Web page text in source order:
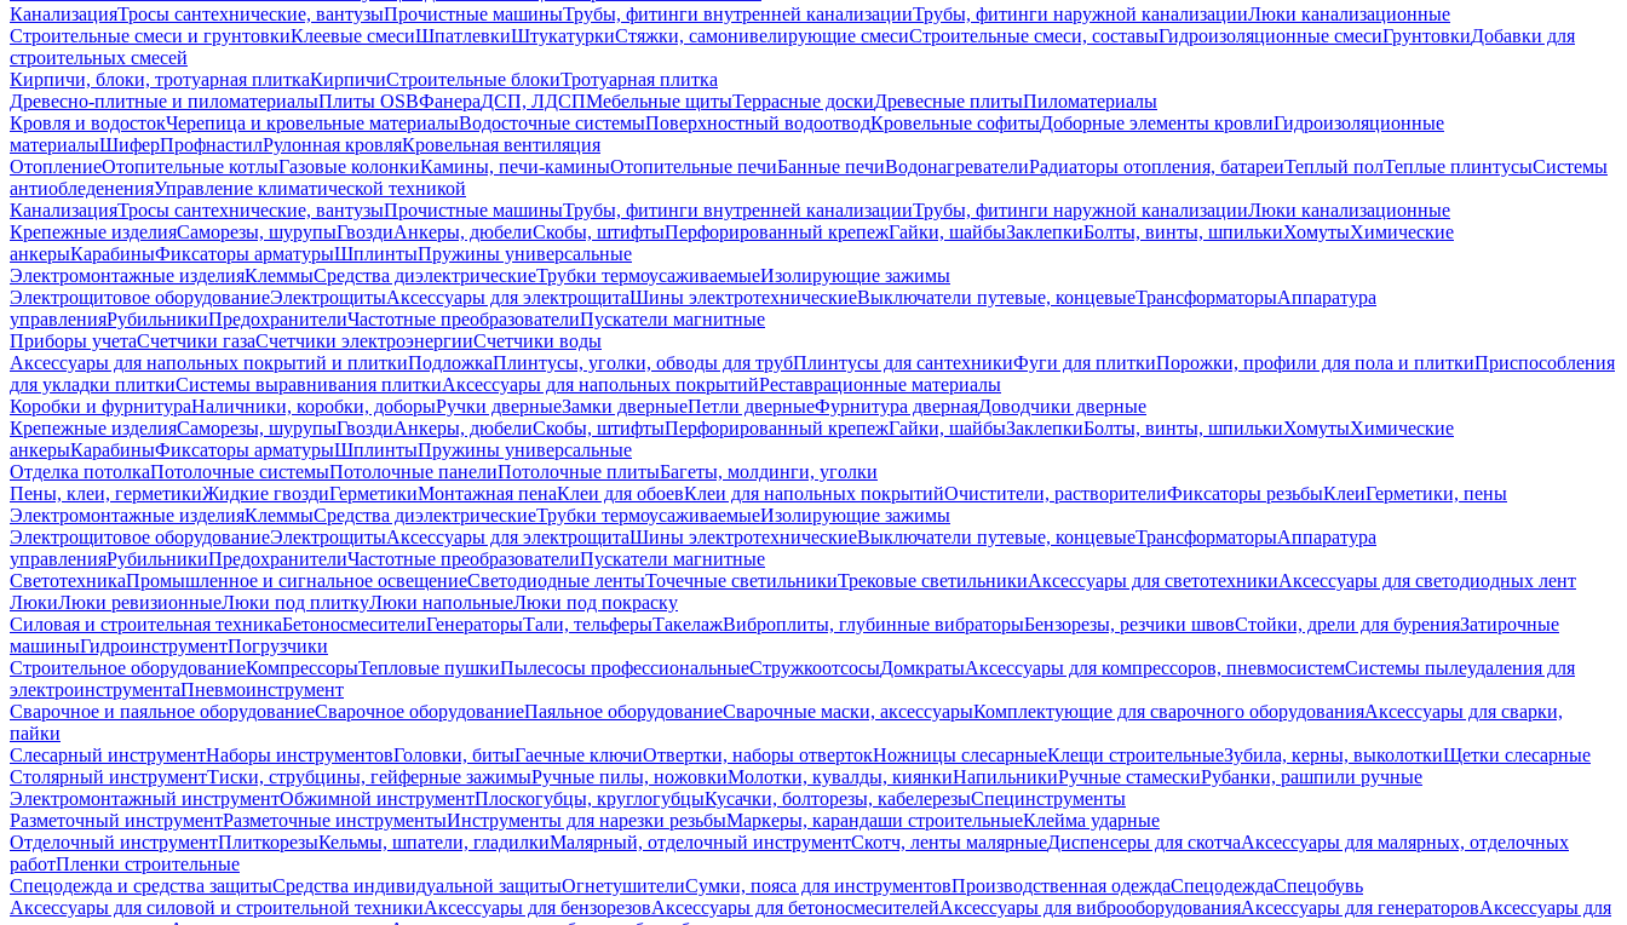
КанализацияТросы сантехнические, вантузыПрочистные машиныТрубы, фитинги внутренней канализацииТрубы, фитинги наружной канализацииЛюки канализационные
Строительные смеси и грунтовкиКлеевые смесиШпатлевкиШтукатуркиСтяжки, самонивелирующие смесиСтроительные смеси, составыГидроизоляционные смесиГрунтовкиДобавки для
строительных смесей
Кирпичи, блоки, тротуарная плиткаКирпичиСтроительные блокиТротуарная плитка
Древесно-плитные и пиломатериалыПлиты OSBФанераДСП, ЛДСПМебельные щитыТеррасные доскиДревесные плитыПиломатериалы
Кровля и водостокЧерепица и кровельные материалыВодосточные системыПоверхностный водоотводКровельные софитыДоборные элементы кровлиГидроизоляционные
материалыШиферПрофнастилРулонная кровляКровельная вентиляция
ОтоплениеОтопительные котлыГазовые колонкиКамины, печи-каминыОтопительные печиБанные печиВодонагревателиРадиаторы отопления, батареиТеплый полТеплые плинтусыСистемы
антиобледененияУправление климатической техникой
КанализацияТросы сантехнические, вантузыПрочистные машиныТрубы, фитинги внутренней канализацииТрубы, фитинги наружной канализацииЛюки канализационные
Крепежные изделияСаморезы, шурупыГвоздиАнкеры, дюбелиСкобы, штифтыПерфорированный крепежГайки, шайбыЗаклепкиБолты, винты, шпилькиХомутыХимические
анкерыКарабиныФиксаторы арматурыШплинтыПружины универсальные
Электромонтажные изделияКлеммыСредства диэлектрическиеТрубки термоусаживаемыеИзолирующие зажимы
Электрощитовое оборудованиеЭлектрощитыАксессуары для электрощитаШины электротехническиеВыключатели путевые, концевыеТрансформаторыАппаратура
управленияРубильникиПредохранителиЧастотные преобразователиПускатели магнитные
Приборы учетаСчетчики газаСчетчики электроэнергииСчетчики воды
Аксессуары для напольных покрытий и плиткиПодложкаПлинтусы, уголки, обводы для трубПлинтусы для сантехникиФуги для плиткиПорожки, профили для пола и плиткиПриспособления
для укладки плиткиСистемы выравнивания плиткиАксессуары для напольных покрытийРеставрационные материалы
Коробки и фурнитураНаличники, коробки, доборыРучки дверныеЗамки дверныеПетли дверныеФурнитура двернаяДоводчики дверные
Крепежные изделияСаморезы, шурупыГвоздиАнкеры, дюбелиСкобы, штифтыПерфорированный крепежГайки, шайбыЗаклепкиБолты, винты, шпилькиХомутыХимические
анкерыКарабиныФиксаторы арматурыШплинтыПружины универсальные
Отделка потолкаПотолочные системыПотолочные панелиПотолочные плитыБагеты, молдинги, уголки
Пены, клеи, герметикиЖидкие гвоздиГерметикиМонтажная пенаКлеи для обоевКлеи для напольных покрытийОчистители, растворителиФиксаторы резьбыКлеиГерметики, пены
Электромонтажные изделияКлеммыСредства диэлектрическиеТрубки термоусаживаемыеИзолирующие зажимы
Электрощитовое оборудованиеЭлектрощитыАксессуары для электрощитаШины электротехническиеВыключатели путевые, концевыеТрансформаторыАппаратура
управленияРубильникиПредохранителиЧастотные преобразователиПускатели магнитные
СветотехникаПромышленное и сигнальное освещениеСветодиодные лентыТочечные светильникиТрековые светильникиАксессуары для светотехникиАксессуары для светодиодных лент
ЛюкиЛюки ревизионныеЛюки под плиткуЛюки напольныеЛюки под покраску
Силовая и строительная техникаБетоносмесителиГенераторыТали, тельферыТакелажВиброплиты, глубинные вибраторыБензорезы, резчики швовСтойки, дрели для буренияЗатирочные
машиныГидроинструментПогрузчики
Строительное оборудованиеКомпрессорыТепловые пушкиПылесосы профессиональныеСтружкоотсосыДомкратыАксессуары для компрессоров, пневмосистемСистемы пылеудаления для
электроинструментаПневмоинструмент
Сварочное и паяльное оборудованиеСварочное оборудованиеПаяльное оборудованиеСварочные маски, аксессуарыКомплектующие для сварочного оборудованияАксессуары для сварки,
пайки
Слесарный инструментНаборы инструментовГоловки, битыГаечные ключиОтвертки, наборы отвертокНожницы слесарныеКлещи строительныеЗубила, керны, выколоткиЩетки слесарные
Столярный инструментТиски, струбцины, гейферные зажимыРучные пилы, ножовкиМолотки, кувалды, киянкиНапильникиРучные стамескиРубанки, рашпили ручные
Электромонтажный инструментОбжимной инструментПлоскогубцы, круглогубцыКусачки, болторезы, кабелерезыСпецинструменты
Разметочный инструментРазметочные инструментыИнструменты для нарезки резьбыМаркеры, карандаши строительныеКлейма ударные
Отделочный инструментПлиткорезыКельмы, шпатели, гладилкиМалярный, отделочный инструментСкотч, ленты малярныеДиспенсеры для скотчаАксессуары для малярных, отделочных
работПленки строительные
Спецодежда и средства защитыСредства индивидуальной защитыОгнетушителиСумки, пояса для инструментовПроизводственная одеждаСпецодеждаСпецобувь
Аксессуары для силовой и строительной техникиАксессуары для бензорезовАксессуары для бетоносмесителейАксессуары для виброоборудованияАксессуары для генераторовАксессуары для